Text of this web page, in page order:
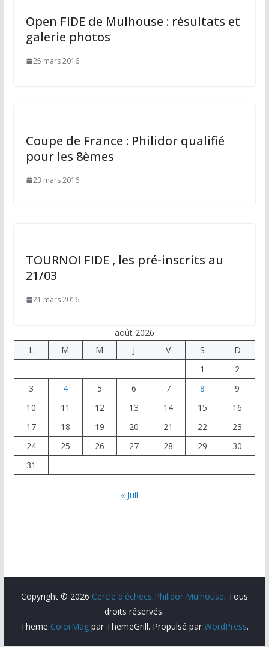
Open FIDE de Mulhouse : résultats et
galerie photos
25 mars 2016
Coupe de France : Philidor qualifié
pour les 8èmes
23 mars 2016
TOURNOI FIDE , les pré-inscrits au
21/03
21 mars 2016
août 2026
L
M M J V S
D
1
2
3
4 5 6 7 8
9
10
11 12 13 14 15
16
17
18 19 20 21 22
23
24
25 26 27 28 29
30
31
« Juil
Copyright © 2026 Cercle d'échecs Philidor Mulhouse. Tous
droits réservés.
Theme ColorMagpar ThemeGrill. Propulsé par WordPress.